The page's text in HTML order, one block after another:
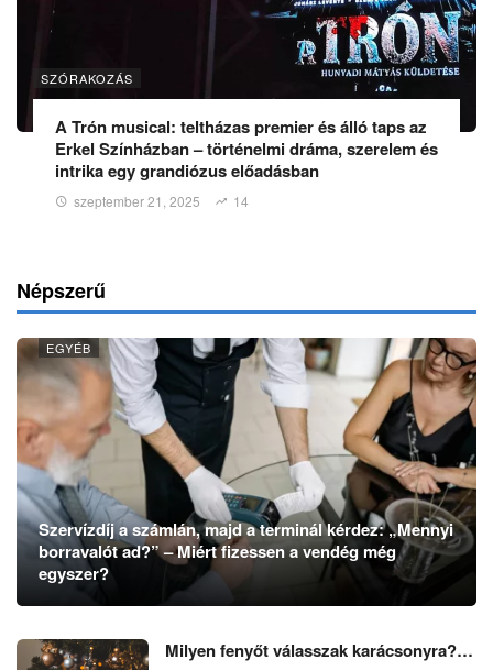
SZÓRAKOZÁS
A Trón musical: teltházas premier és álló taps az
Erkel Színházban – történelmi dráma, szerelem és
intrika egy grandiózus előadásban
szeptember 21, 2025 14
Népszerű
EGYÉB
Szervízdíj a számlán, majd a terminál kérdez: „Mennyi
borravalót ad?” – Miért fizessen a vendég még
egyszer?
Milyen fenyőt válasszak karácsonyra?…